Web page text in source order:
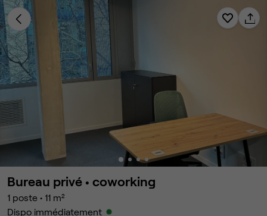
Bureau privé • coworking
1 poste • 11 m²
Dispo immédiatement